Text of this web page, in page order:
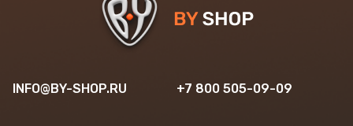
INFO@BY-SHOP.RU +7 800 505-09-09